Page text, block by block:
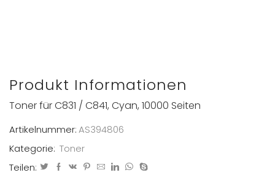
Produkt Informationen
Toner für C831 / C841, Cyan, 10000 Seiten
Artikelnummer:AS394806
Kategorie: Toner
Teilen: